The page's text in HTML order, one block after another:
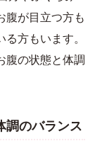
腹が目立つ方も
方もいます。
腹の状態と体調
調のバランス